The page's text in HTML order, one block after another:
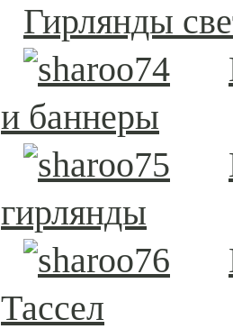
Гирлянды
и баннеры
гирлянды
Тассел